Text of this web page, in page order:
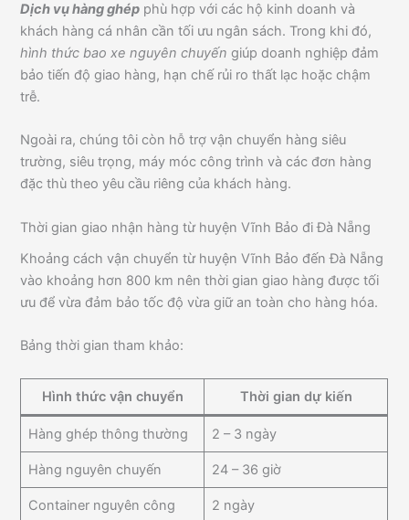
Dịch vụ hàng ghép phù hợp với các hộ kinh doanh và
khách hàng cá nhân cần tối ưu ngân sách. Trong khi đó,
hình thức bao xe nguyên chuyến giúp doanh nghiệp đảm
bảo tiến độ giao hàng, hạn chế rủi ro thất lạc hoặc chậm
trễ.
Ngoài ra, chúng tôi còn hỗ trợ vận chuyển hàng siêu
trường, siêu trọng, máy móc công trình và các đơn hàng
đặc thù theo yêu cầu riêng của khách hàng.
Thời gian giao nhận hàng từ huyện Vĩnh Bảo đi Đà Nẵng
Khoảng cách vận chuyển từ huyện Vĩnh Bảo đến Đà Nẵng
vào khoảng hơn 800 km nên thời gian giao hàng được tối
ưu để vừa đảm bảo tốc độ vừa giữ an toàn cho hàng hóa.
Bảng thời gian tham khảo:
Hình thức vận chuyển Thời gian dự kiến
Hàng ghép thông thường 2 – 3 ngày
Hàng nguyên chuyến 24 – 36 giờ
Container nguyên công 2 ngày